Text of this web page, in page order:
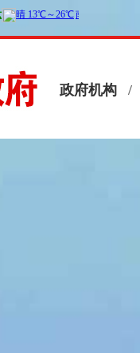
政府机构 /